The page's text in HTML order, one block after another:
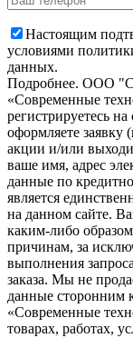
Настоящим
условиями
данных.
Подробнее. OOO
«Современные
регистрируетесь на
оформляете заявку
акции и/или
ваше имя, адрес
данные по
является
на данном сайте.
каким-либо
причинам, за
выполнения
заказа. Мы не
данные сторонним
«Современные
товарах, работах,